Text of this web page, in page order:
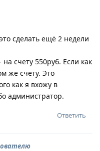
сделать ещё 2 недели
счету 550руб. Если как
же счету. Это
как я вхожу в
администратор.
Ответить